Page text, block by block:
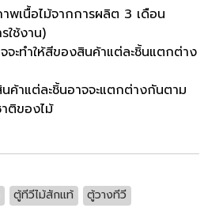
พเนื้อไม้จากการผลิต 3 เดือน
ใช้งาน)
จะทำให้สีของสินค้าแต่ละชิ้นแตกต่าง
ค้าแต่ละชิ้นอาจจะแตกต่างกันตาม
ติของไม้
ตู้ทีวีไม้สักแท้
ตู้วางทีวี